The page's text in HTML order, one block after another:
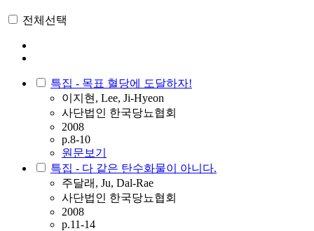
전체선택
특집 - 목표 혈당에 도달하자!
이지현, Lee, Ji-Hyeon
사단법인 한국당뇨협회
2008
p.8-10
원문보기
특집 - 다 같은 탄수화물이 아니다.
주달래, Ju, Dal-Rae
사단법인 한국당뇨협회
2008
p.11-14